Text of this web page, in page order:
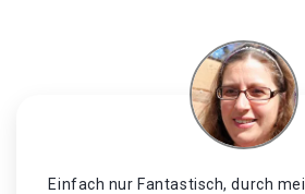
Einfach nur Fantastisch, durch